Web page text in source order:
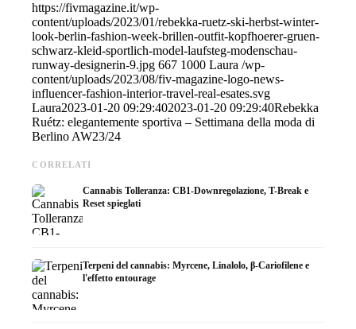
https://fivmagazine.it/wp-
content/uploads/2023/01/rebekka-ruetz-ski-herbst-winter-
look-berlin-fashion-week-brillen-outfit-kopfhoerer-gruen-
schwarz-kleid-sportlich-model-laufsteg-modenschau-
runway-designerin-9.jpg 667 1000 Laura /wp-
content/uploads/2023/08/fiv-magazine-logo-news-
influencer-fashion-interior-travel-real-esates.svg
Laura2023-01-20 09:29:402023-01-20 09:29:40Rebekka
Ruétz: elegantemente sportiva – Settimana della moda di
Berlino AW23/24
CORRELATI
Cannabis Tolleranza: CB1-Downregolazione, T-Break e
Reset spieglati
Terpeni del cannabis: Myrcene, Linalolo, β-Cariofilene e
l'effetto entourage